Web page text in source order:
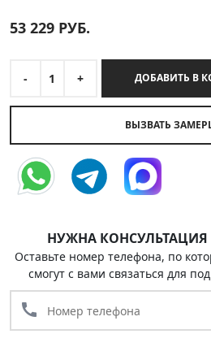
53 229 РУБ.
- 1 +
ВЫЗВАТЬ
НУЖНА КОНСУЛЬТАЦИЯ
Оставьте номер телефона, по
смогут с вами связаться для
call